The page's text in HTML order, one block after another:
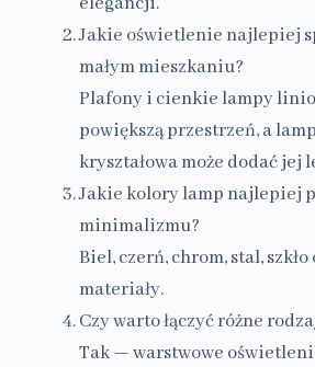
Jakie oświetlenie najlepiej
małym mieszkaniu?
Plafony i cienkie lampy
powiększą przestrzeń, a
kryształowa może dodać jej
Jakie kolory lamp najlepiej
minimalizmu?
Biel, czerń, chrom, stal,
materiały.
Czy warto łączyć różne
Tak — warstwowe